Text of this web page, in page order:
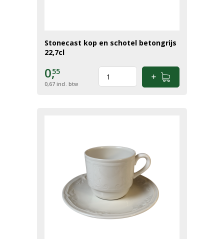
Stonecast kop en schotel betongrijs
22,7cl
0,55
0,67 incl. btw